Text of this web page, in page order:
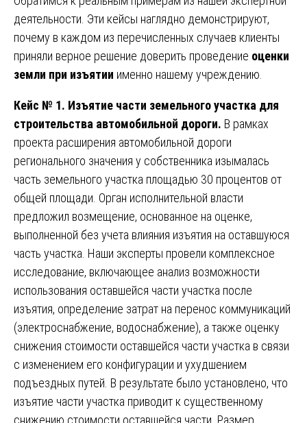
деятельности. Эти кейсы наглядно демонстрируют,
почему в каждом из перечисленных случаев клиенты
приняли верное решение доверить проведение оценки
земли при изъятии именно нашему учреждению.
Кейс № 1. Изъятие части земельного участка для
строительства автомобильной дороги. В рамках
проекта расширения автомобильной дороги
регионального значения у собственника изымалась
часть земельного участка площадью 30 процентов от
общей площади. Орган исполнительной власти
предложил возмещение, основанное на оценке,
выполненной без учета влияния изъятия на оставшуюся
часть участка. Наши эксперты провели комплексное
исследование, включающее анализ возможности
использования оставшейся части участка после
изъятия, определение затрат на перенос коммуникаций
(электроснабжение, водоснабжение), а также оценку
снижения стоимости оставшейся части участка в связи
с изменением его конфигурации и ухудшением
подъездных путей. В результате было установлено, что
изъятие части участка приводит к существенному
снижению стоимости оставшейся части. Размер